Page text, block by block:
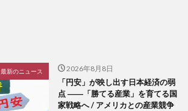
最新のニュース 2026年8月8日
「円安」が映し出す日本経済の弱
点 ――「勝てる産業」を育てる国
家戦略へ / アメリカとの産業競争